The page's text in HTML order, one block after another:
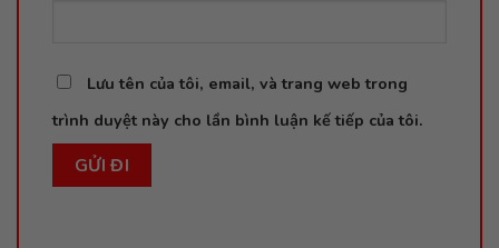
Lưu tên của tôi, email, và trang web trong
trình duyệt này cho lần bình luận kế tiếp của tôi.